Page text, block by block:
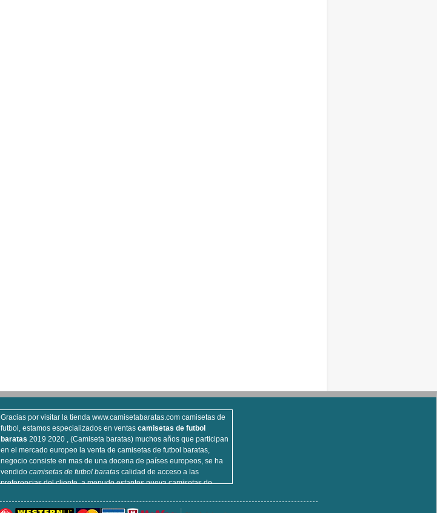
Gracias por visitar la tienda www.camisetabaratas.com camisetas de
futbol, estamos especializados en ventas camisetas de futbol
baratas 2019 2020 , (Camiseta baratas) muchos años que participan
en el mercado europeo la venta de camisetas de futbol baratas,
negocio consiste en mas de una docena de países europeos, se ha
vendido camisetas de futbol baratas calidad de acceso a las
preferencias del cliente, a menudo estantes nueva camisetas de
incluyendo equipaciones de fútbol del real Madrid, camisetas de